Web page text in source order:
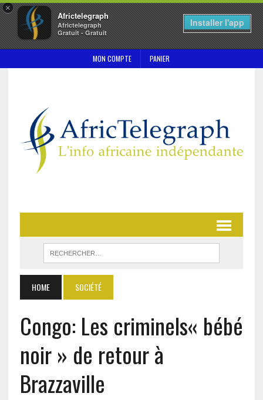
×
Africtelegraph
Africtelegraph
Gratuit - Gratuit
Installer l'app
MON COMPTE PANIER
HOME SOCIÉTÉ
Congo: Les criminels« bébé
noir » de retour à
Brazzaville